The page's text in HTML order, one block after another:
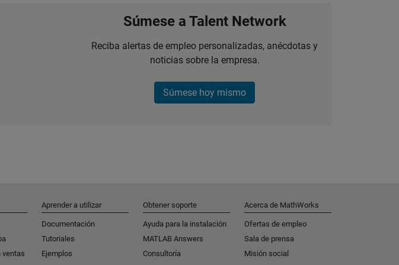
Súmese a Talent Network
Reciba alertas de empleo personalizadas, anécdotas y
noticias sobre la empresa.
Súmese hoy mismo
ventas
Aprender a utilizar
Documentación
Tutoriales
Ejemplos
Obtener soporte
Ayuda para la instalación
MATLAB Answers
Consultoría
Acerca de MathWorks
Ofertas de empleo
Sala de prensa
Misión social